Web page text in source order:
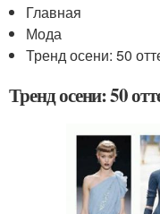
Главная
Мода
Тренд осени: 50
Тренд осени: 50